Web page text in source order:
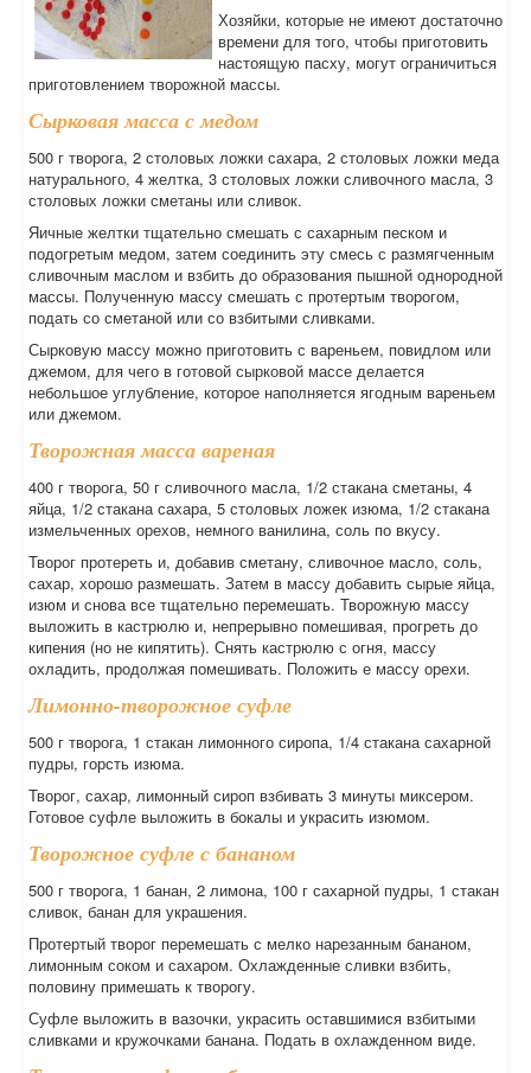
Хозяйки, которые не имеют достаточно
времени для того, чтобы приготовить
настоящую пасху, могут ограничиться
приготовлением творожной массы.
Сырковая масса с медом
500 г творога, 2 столовых ложки сахара, 2 столовых ложки меда
натурального, 4 желтка, 3 столовых ложки сливочного масла, 3
столовых ложки сметаны или сливок.
Яичные желтки тщательно смешать с сахарным песком и
подогретым медом, затем соединить эту смесь с размягченным
сливочным маслом и взбить до образования пышной однородной
массы. Полученную массу смешать с протертым творогом,
подать со сметаной или со взбитыми сливками.
Сырковую массу можно приготовить с вареньем, повидлом или
джемом, для чего в готовой сырковой массе делается
небольшое углубление, которое наполняется ягодным вареньем
или джемом.
Творожная масса вареная
400 г творога, 50 г сливочного масла, 1/2 стакана сметаны, 4
яйца, 1/2 стакана сахара, 5 столовых ложек изюма, 1/2 стакана
измельченных орехов, немного ванилина, соль по вкусу.
Творог протереть и, добавив сметану, сливочное масло, соль,
сахар, хорошо размешать. Затем в массу добавить сырые яйца,
изюм и снова все тщательно перемешать. Творожную массу
выложить в кастрюлю и, непрерывно помешивая, прогреть до
кипения (но не кипятить). Снять кастрюлю с огня, массу
охладить, продолжая помешивать. Положить е массу орехи.
Лимонно-творожное суфле
500 г творога, 1 стакан лимонного сиропа, 1/4 стакана сахарной
пудры, горсть изюма.
Творог, сахар, лимонный сироп взбивать 3 минуты миксером.
Готовое суфле выложить в бокалы и украсить изюмом.
Творожное суфле с бананом
500 г творога, 1 банан, 2 лимона, 100 г сахарной пудры, 1 стакан
сливок, банан для украшения.
Протертый творог перемешать с мелко нарезанным бананом,
лимонным соком и сахаром. Охлажденные сливки взбить,
половину примешать к творогу.
Суфле выложить в вазочки, украсить оставшимися взбитыми
сливками и кружочками банана. Подать в охлажденном виде.